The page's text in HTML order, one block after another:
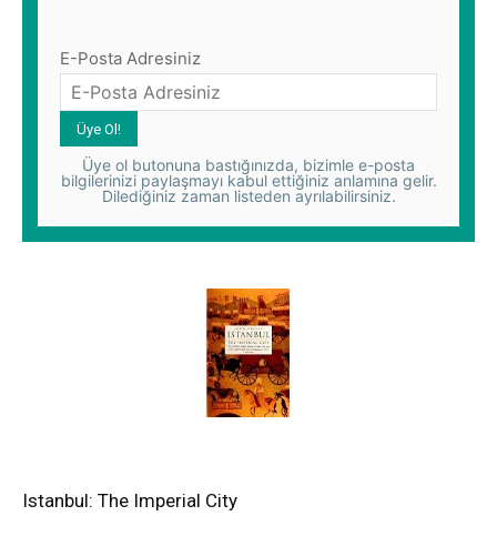
E-Posta Adresiniz
Üye ol butonuna bastığınızda, bizimle e-posta
bilgilerinizi paylaşmayı kabul ettiğiniz anlamına gelir.
Dilediğiniz zaman listeden ayrılabilirsiniz.
Istanbul: The Imperial City